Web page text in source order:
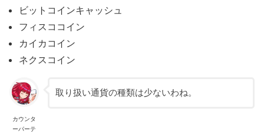
ビットコインキャッシュ
フィスココイン
カイカコイン
ネクスコイン
カウンタ
ーパーテ
取り扱い通貨の種類は少ないわね。